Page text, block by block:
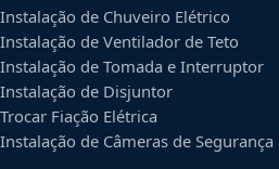
Instalação de Chuveiro Elétrico
Instalação de Ventilador de Teto
Instalação de Tomada e Interruptor
Instalação de Disjuntor
Trocar Fiação Elétrica
Instalação de Câmeras de Segurança